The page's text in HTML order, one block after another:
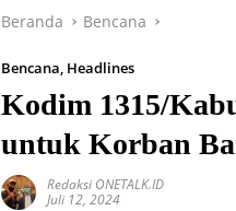
Beranda Bencana
Bencana, Headlines
Kodim 1315/
untuk Korban
Redaksi ONETALK.ID
Juli 12, 2024